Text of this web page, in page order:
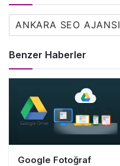
ANKARA SEO AJANSI
Benzer Haberler
Google Fotoğraf